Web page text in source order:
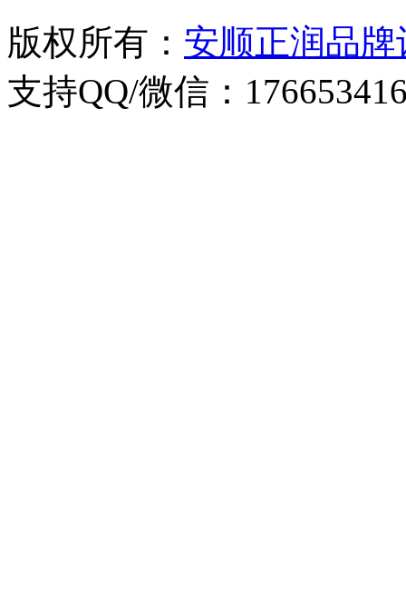
版权所有： 安顺正润品
支持QQ/微信：